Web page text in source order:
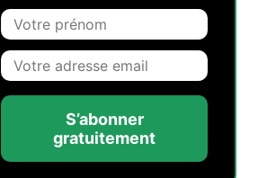
S’abonner
gratuitement